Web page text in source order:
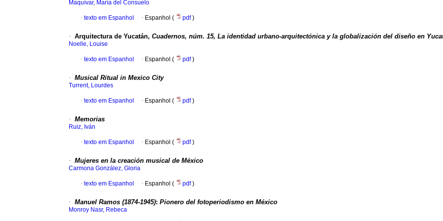
Maquívar, María del Consuelo
· texto em Espanhol · Espanhol ( pdf)
· Arquitectura de Yucatán, Cuadernos, núm. 15, La identidad urbano-arquitectónica y la globalización del diseño en
Noelle, Louise
· texto em Espanhol · Espanhol ( pdf)
· Musical Ritual in Mexico City
Turrent, Lourdes
· texto em Espanhol · Espanhol ( pdf)
· Memorias
Ruiz, Iván
· texto em Espanhol · Espanhol ( pdf)
· Mujeres en la creación musical de México
Carmona González, Gloria
· texto em Espanhol · Espanhol ( pdf)
· Manuel Ramos (1874-1945): Pionero del fotoperiodismo en México
Monroy Nasr, Rebeca